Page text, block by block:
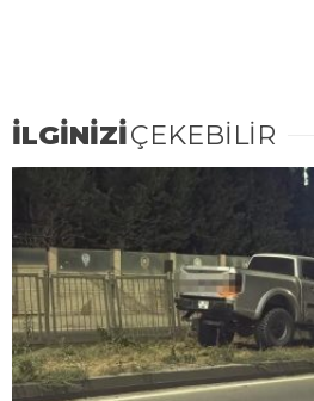
İLGİNİZİÇEKEBİLİR